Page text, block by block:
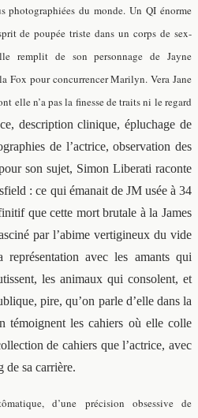
photographiées du monde. Un QI énorme
de poupée triste dans un corps de sex-
remplit de son personnage de Jayne
Fox pour concurrencer Marilyn. Vera Jane
elle n’a pas la finesse de traits ni le regard
description clinique, épluchage de
de l’actrice, observation des
son sujet, Simon Liberati raconte
: ce qui émanait de JM usée à 34
que cette mort brutale à la James
par l’abime vertigineux du vide
avec les amants qui
les animaux qui consolent, et
pire, qu’on parle d’elle dans la
témoignent les cahiers où elle colle
de cahiers que l’actrice, avec
de sa carrière.
d’une précision obsessive de